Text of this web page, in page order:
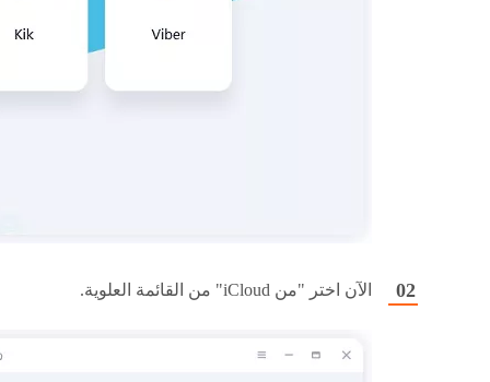
الآن اختر "من iCloud" من القائمة العلوية.